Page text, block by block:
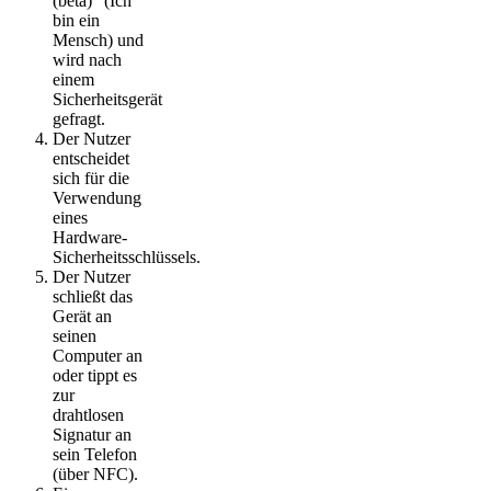
bin ein
Mensch) und
wird nach
einem
Sicherheitsgerät
gefragt.
Der Nutzer
entscheidet
sich für die
Verwendung
eines
Hardware-
Sicherheitsschlüssels.
Der Nutzer
schließt das
Gerät an
seinen
Computer an
oder tippt es
zur
drahtlosen
Signatur an
sein Telefon
(über NFC).